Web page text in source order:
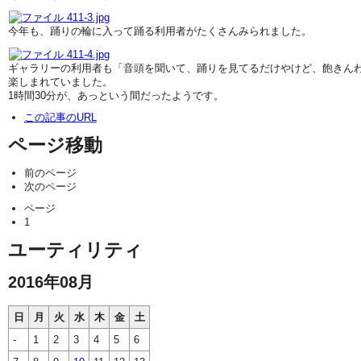
今年も、踊りの輪に入って踊る利用者がたくさんみられました。
ギャラリーの利用者も「音頭を聞いて、踊りを見てるだけやけど、飽きん
楽しまれていました。
1時間30分が、あっという間だったようです。
この記事のURL
ページ移動
前のページ
次のページ
ページ
1
ユーティリティ
2016年08月
日 月 火 水 木 金
土
-
1 2 3 4 5
6